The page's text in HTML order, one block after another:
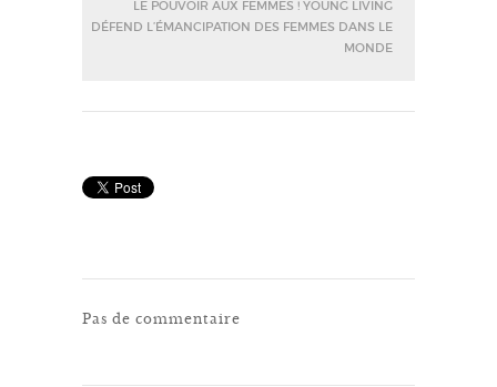
LE POUVOIR AUX FEMMES ! YOUNG LIVING
DÉFEND L’ÉMANCIPATION DES FEMMES DANS LE
MONDE
Pas de commentaire